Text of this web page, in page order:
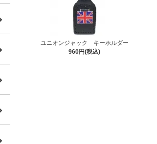
ユニオンジャック キーホルダー
960円(税込)